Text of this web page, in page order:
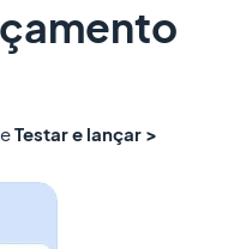
Testar e lançar >